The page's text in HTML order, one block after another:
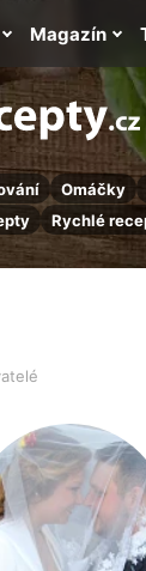
Omáčky
Rychlé
Magazín